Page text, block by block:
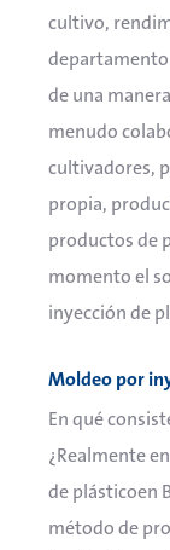
cultivo,
de una
menudo
cultivadores,
propia,
productos de
momento el
inyección de
Moldeo por
En qué
¿Realmente
de plásticoen
método de